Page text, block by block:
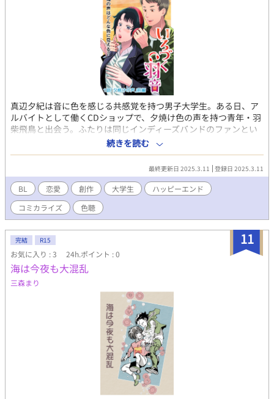
真辺夕紀は音に色を感じる共感覚を持つ男子大学生。ある日、ア
ルバイトとして働くCDショップで、夕焼け色の声を持つ青年・羽
柴飛鳥と出会う。ふたりは同じインディーズバンドのファンとい
うことで盛り上がり、徐々に仲を深めていくが……。 蒼樹里緒様
の小説をコミカライズしました。 原作はこちらから⇨
https://www.pixiv.net/novel/series/8441120
続きを読む
最終更新日 2025.3.11 登録日 2025.3.11
BL 恋愛 創作 大学生
ハッピーエンド
コミカライズ
色聴
11
完結 R15
お気に入り : 3 24h.ポイント : 0
海は今夜も大混乱
三森まり